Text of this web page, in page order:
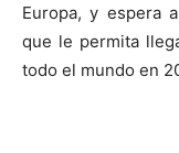
Europa, y espera
que le permita
todo el mundo en